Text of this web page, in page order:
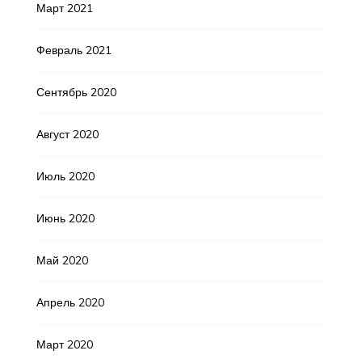
Март 2021
Февраль 2021
Сентябрь 2020
Август 2020
Июль 2020
Июнь 2020
Май 2020
Апрель 2020
Март 2020